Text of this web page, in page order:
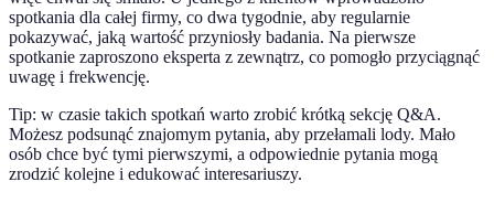
spotkania dla całej firmy, co dwa tygodnie, aby regularnie
pokazywać, jaką wartość przyniosły badania. Na pierwsze
spotkanie zaproszono eksperta z zewnątrz, co pomogło przyciągnąć
uwagę i frekwencję.
Tip: w czasie takich spotkań warto zrobić krótką sekcję Q&A.
Możesz podsunąć znajomym pytania, aby przełamali lody. Mało
osób chce być tymi pierwszymi, a odpowiednie pytania mogą
zrodzić kolejne i edukować interesariuszy.